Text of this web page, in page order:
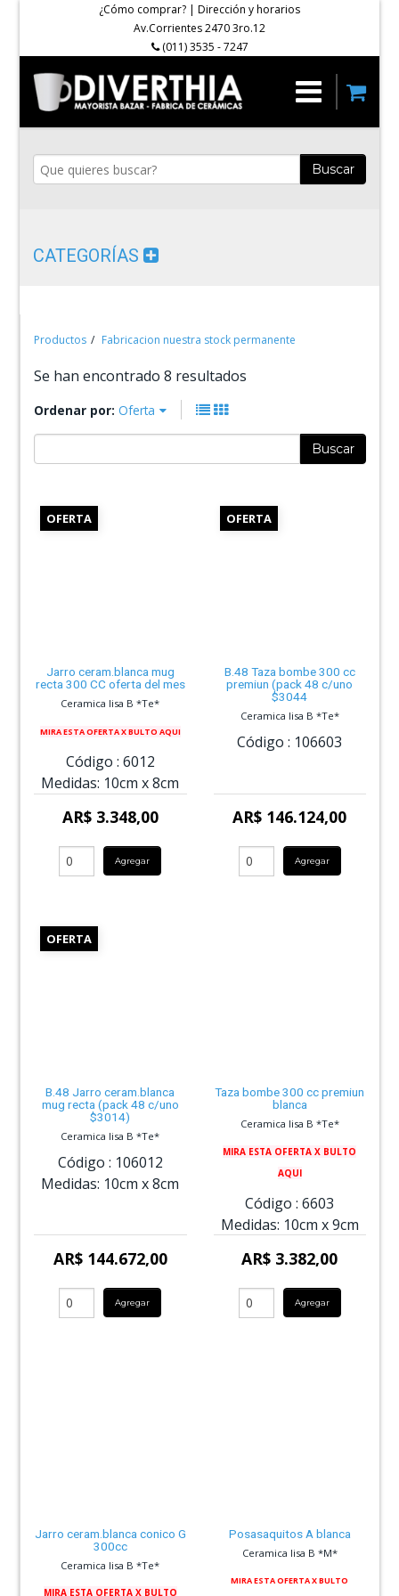
¿Cómo comprar? | Dirección y horarios
Av.Corrientes 2470 3ro.12
(011) 3535 - 7247
Buscar
CATEGORÍAS
Productos Fabricacion nuestra stock permanente
Se han encontrado 8 resultados
Ordenar por: Oferta
Buscar
OFERTA
Jarro ceram.blanca mug
recta 300 CC oferta del mes
Ceramica lisa B *Te*
MIRA ESTA OFERTA X BULTO AQUI
Código : 6012
Medidas: 10cm x8cm
AR$ 3.348,00
Agregar
OFERTA
B.48 Taza bombe 300 cc
premiun (pack 48 c/uno
$3044
Ceramica lisa B *Te*
Código : 106603
AR$ 146.124,00
Agregar
OFERTA
B.48 Jarro ceram.blanca
mug recta (pack 48 c/uno
$3014)
Ceramica lisa B *Te*
Código : 106012
Medidas: 10cm x8cm
AR$ 144.672,00
Agregar
Taza bombe 300 cc premiun
blanca
Ceramica lisa B *Te*
MIRA ESTA OFERTA X BULTO
AQUI
Código : 6603
Medidas: 10cm x9cm
AR$ 3.382,00
Agregar
Jarro ceram.blanca conico G
300cc
Ceramica lisa B *Te*
MIRA ESTA OFERTA X BULTO
Posasaquitos A blanca
Ceramica lisa B *M*
MIRA ESTA OFERTA X BULTO